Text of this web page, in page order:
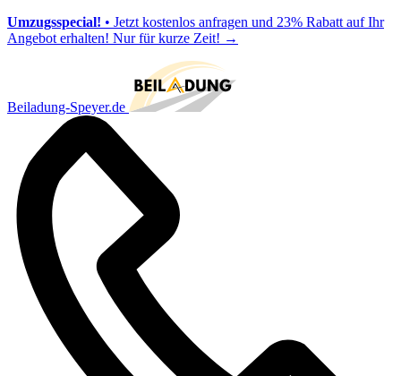
Umzugsspecial! • Jetzt kostenlos anfragen und 23% Rabatt auf Ihr
Angebot erhalten! Nur für kurze Zeit! →
Beiladung-Speyer.de